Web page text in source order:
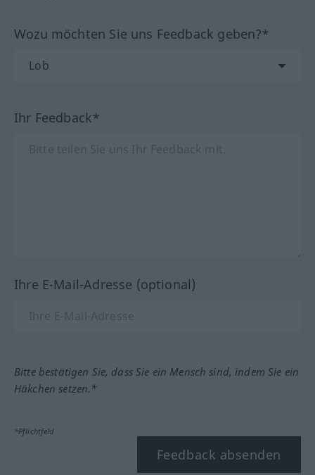
Wozu möchten Sie uns Feedback geben?*
Ihr Feedback*
Ihre E-Mail-Adresse (optional)
Bitte bestätigen Sie, dass Sie ein Mensch sind, indem Sie ein
Häkchen setzen.*
*Pflichtfeld
Feedback absenden